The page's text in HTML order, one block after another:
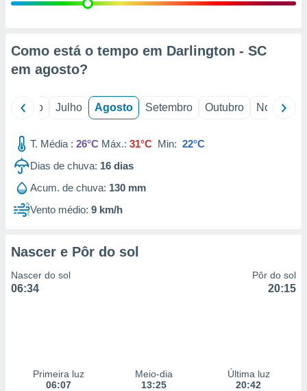
estudos
1199
Como está o tempo em Darlington - SC
em agosto?
Junho Julho Agosto Setembro Outubro Novembro
T. Média : 26°C Máx.: 31°C Min: 22°C
Dias de chuva: 16 dias
Acum. de chuva: 130 mm
Vento médio: 9 km/h
Nascer e Pôr do sol
Nascer do sol
06:34
Pôr do sol
20:15
Primeira luz
06:07
Meio-dia
13:25
Última luz
20:42